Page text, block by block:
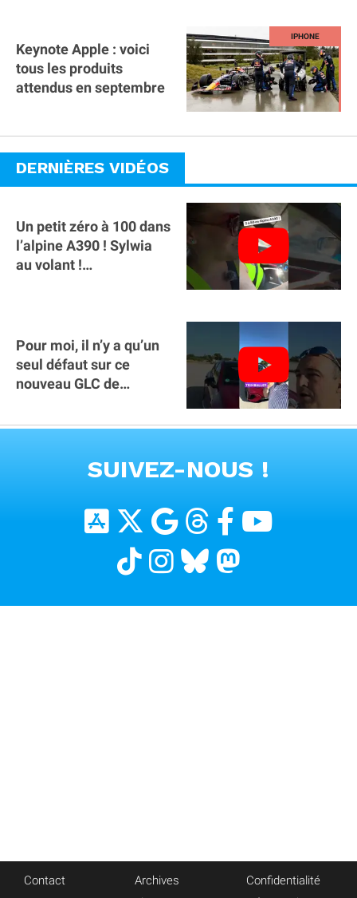
Keynote Apple : voici
tous les produits
attendus en septembre
DERNIÈRES VIDÉOS
Un petit zéro à 100 dans
l’alpine A390 ￼! Sylwia
au volant !
Pour moi, il n’y a qu’un
seul défaut sur ce
nouveau GLC de
clé sur téléphone
SUIVEZ-NOUS !
Contact
Archives
Confidentialité